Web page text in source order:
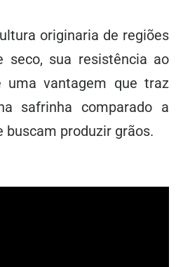
originaria de regiões
seco, sua resistência ao
uma vantagem que traz
safrinha comparado a
buscam produzir grãos.